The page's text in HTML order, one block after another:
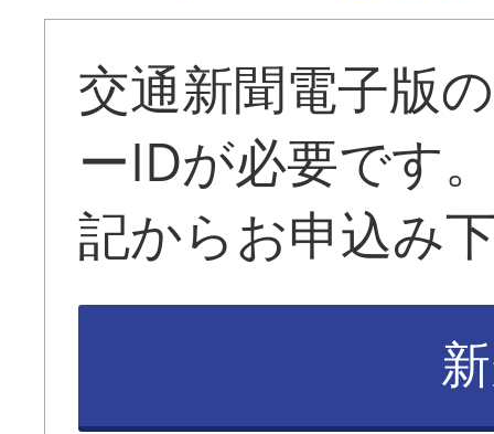
交通新聞電子版
ーIDが必要です
記からお申込み